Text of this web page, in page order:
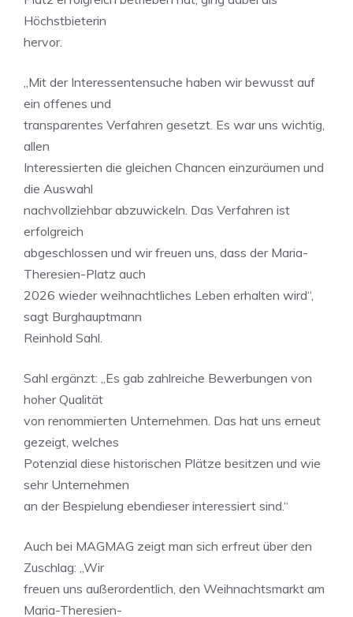
Höchstbieterin
hervor.
„Mit der Interessentensuche haben wir bewusst auf
ein offenes und
transparentes Verfahren gesetzt. Es war uns wichtig,
allen
Interessierten die gleichen Chancen einzuräumen und
die Auswahl
nachvollziehbar abzuwickeln. Das Verfahren ist
erfolgreich
abgeschlossen und wir freuen uns, dass der Maria-
Theresien-Platz auch
2026 wieder weihnachtliches Leben erhalten wird“,
sagt Burghauptmann
Reinhold Sahl.
Sahl ergänzt: „Es gab zahlreiche Bewerbungen von
hoher Qualität
von renommierten Unternehmen. Das hat uns erneut
gezeigt, welches
Potenzial diese historischen Plätze besitzen und wie
sehr Unternehmen
an der Bespielung ebendieser interessiert sind.“
Auch bei MAGMAG zeigt man sich erfreut über den
Zuschlag: „Wir
freuen uns außerordentlich, den Weihnachtsmarkt am
Maria-Theresien-